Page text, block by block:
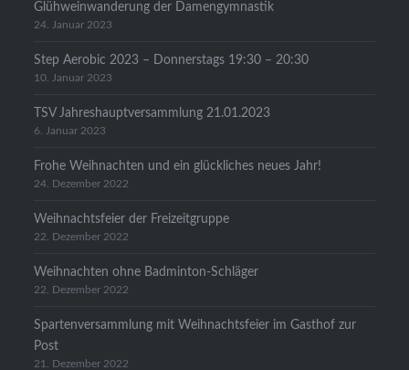
Glühweinwanderung der Damengymnastik
24. Januar 2023
Step Aerobic 2023 – Donnerstags 19:30 – 20:30
10. Januar 2023
TSV Jahreshauptversammlung 21.01.2023
6. Januar 2023
Frohe Weihnachten und ein glückliches neues Jahr!
24. Dezember 2022
Weihnachtsfeier der Freizeitgruppe
22. Dezember 2022
Weihnachten ohne Badminton-Schläger
22. Dezember 2022
Spartenversammlung mit Weihnachtsfeier im Gasthof zur
Post
21. Dezember 2022